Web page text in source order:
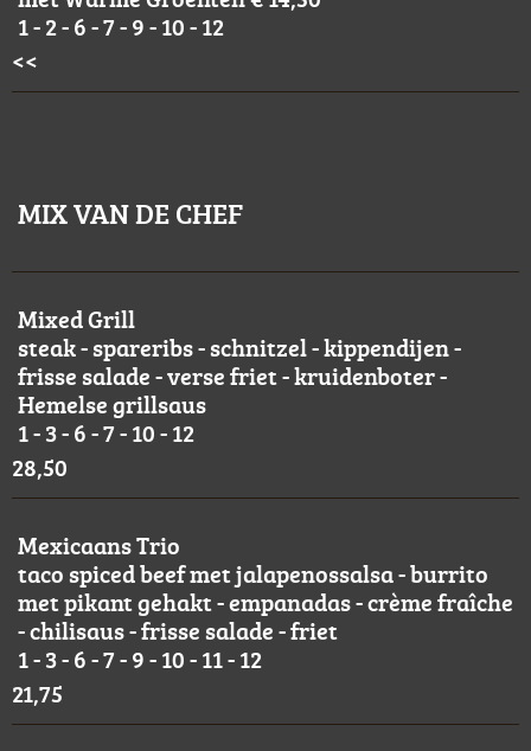
1 - 2 - 6 - 7 - 9 - 10 - 12
<<
MIX VAN DE CHEF
Mixed Grill
steak - spareribs - schnitzel - kippendijen -
frisse salade - verse friet - kruidenboter -
Hemelse grillsaus
1 - 3 - 6 - 7 - 10 - 12
28,50
Mexicaans Trio
taco spiced beef met jalapenossalsa - burrito
met pikant gehakt - empanadas - crème fraîche
- chilisaus - frisse salade - friet
1 - 3 - 6 - 7 - 9 - 10 - 11 - 12
21,75